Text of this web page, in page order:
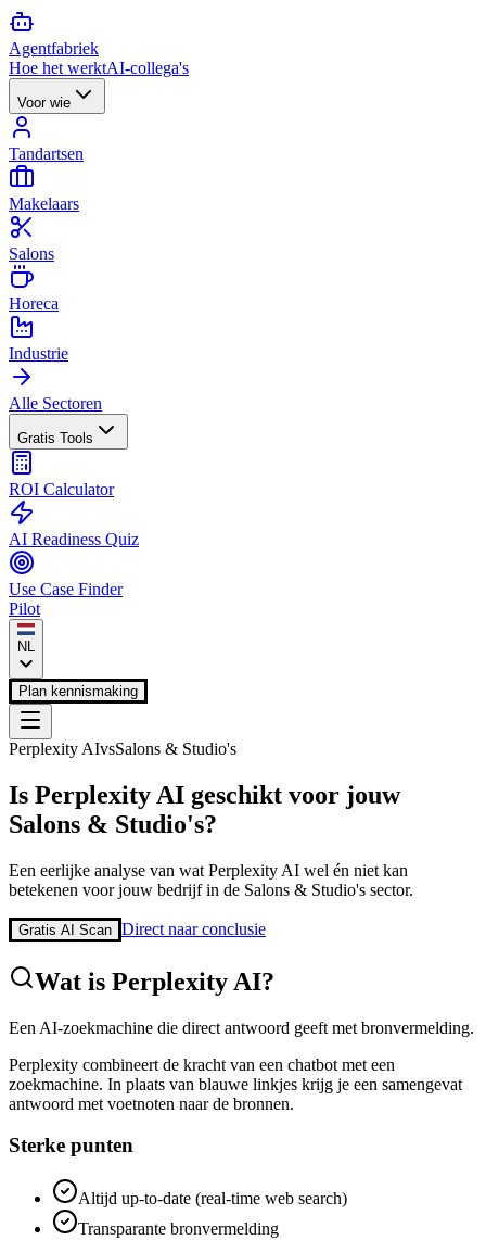
Agentfabriek
Hoe het werktAI-collega's
Voor wie
Tandartsen
Makelaars
Salons
Horeca
Industrie
Alle Sectoren
Gratis Tools
ROI Calculator
AI Readiness Quiz
Use Case Finder
Pilot
NL
Plan kennismaking
Perplexity AIvsSalons & Studio's
Is Perplexity AI geschikt voor jouw
Salons & Studio's?
Een eerlijke analyse van wat Perplexity AI wel én niet kan
betekenen voor jouw bedrijf in de Salons & Studio's sector.
Gratis AI Scan Direct naar conclusie
Wat is Perplexity AI?
Een AI-zoekmachine die direct antwoord geeft met bronvermelding.
Perplexity combineert de kracht van een chatbot met een
zoekmachine. In plaats van blauwe linkjes krijg je een samengevat
antwoord met voetnoten naar de bronnen.
Sterke punten
Altijd up-to-date (real-time web search)
Transparante bronvermelding